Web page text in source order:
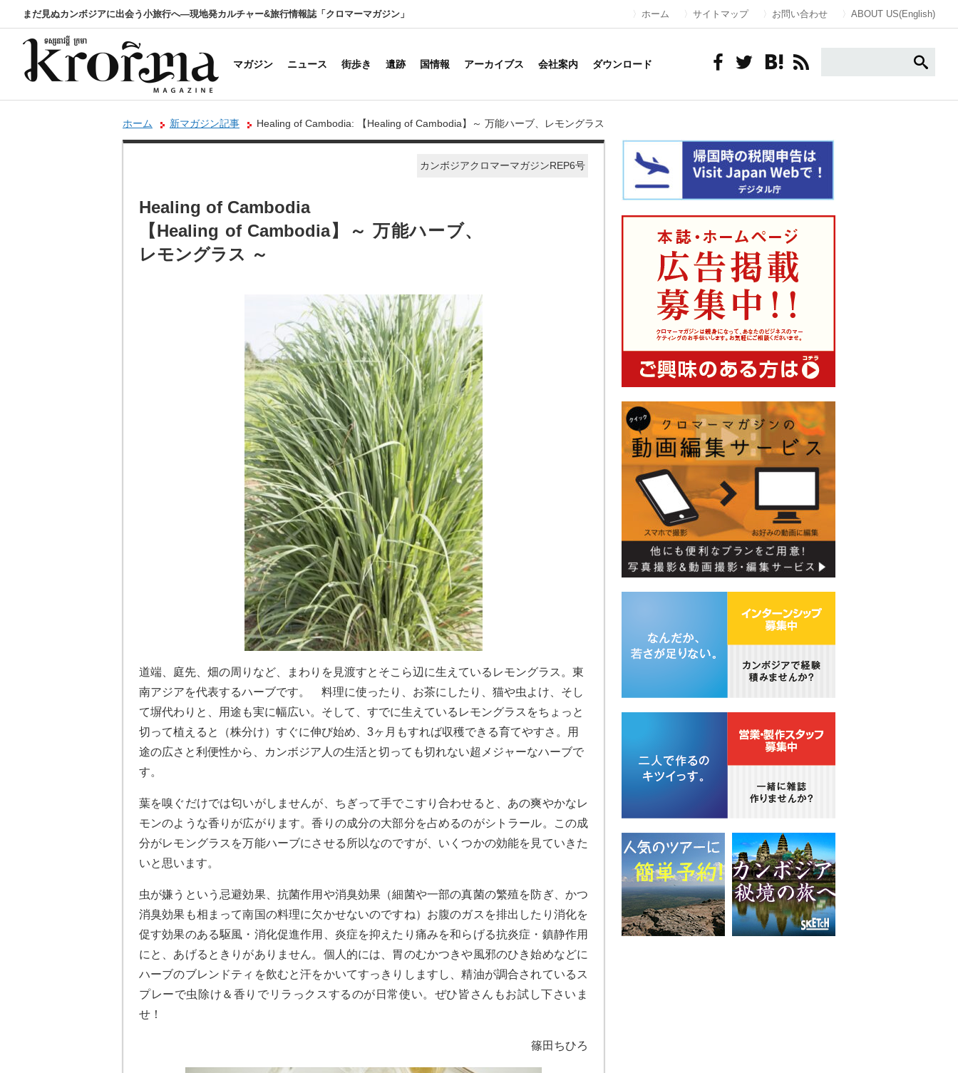
まだ見ぬカンボジアに出会う小旅行へ―現地発カルチャー&旅行情報誌「クロマーマガジン」 ホーム サイトマップ お問い合わせ ABOUT US(English)
マガジン ニュース 街歩き 遺跡 国情報 アーカイブス 会社案内 ダウンロード
ホーム 新マガジン記事
Healing of Cambodia: 【Healing of Cambodia】～ 万能ハーブ、レモングラス
～
カンボジアクロマーマガジンREP6号
Healing of Cambodia
【Healing of Cambodia】～ 万能ハーブ、
レモングラス ～
道端、庭先、畑の周りなど、まわりを見渡すとそこら辺に生えているレモングラス。東
南アジアを代表するハーブです。 料理に使ったり、お茶にしたり、猫や虫よけ、そし
て塀代わりと、用途も実に幅広い。そして、すでに生えているレモングラスをちょっと
切って植えると（株分け）すぐに伸び始め、3ヶ月もすれば収穫できる育てやすさ。用
途の広さと利便性から、カンボジア人の生活と切っても切れない超メジャーなハーブで
す。
葉を嗅ぐだけでは匂いがしませんが、ちぎって手でこすり合わせると、あの爽やかなレ
モンのような香りが広がります。香りの成分の大部分を占めるのがシトラール。この成
分がレモングラスを万能ハーブにさせる所以なのですが、いくつかの効能を見ていきた
いと思います。
虫が嫌うという忌避効果、抗菌作用や消臭効果（細菌や一部の真菌の繁殖を防ぎ、かつ
消臭効果も相まって南国の料理に欠かせないのですね）お腹のガスを排出したり消化を
促す効果のある駆風・消化促進作用、炎症を抑えたり痛みを和らげる抗炎症・鎮静作用
にと、あげるときりがありません。個人的には、胃のむかつきや風邪のひき始めなどに
ハーブのブレンドティを飲むと汗をかいてすっきりしますし、精油が調合されているス
プレーで虫除け＆香りでリラっクスするのが日常使い。ぜひ皆さんもお試し下さいま
せ！
篠田ちひろ